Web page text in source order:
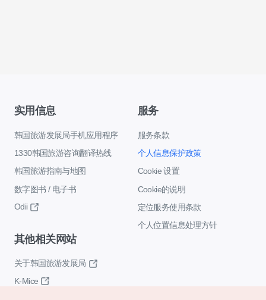
实用信息
韩国旅游发展局手机应用程序
1330韩国旅游咨询翻译热线
韩国旅游指南与地图
数字图书 / 电子书
Odii
服务
服务条款
个人信息保护政策
Cookie 设置
Cookie的说明
定位服务使用条款
个人位置信息处理方针
其他相关网站
关于韩国旅游发展局
K-Mice